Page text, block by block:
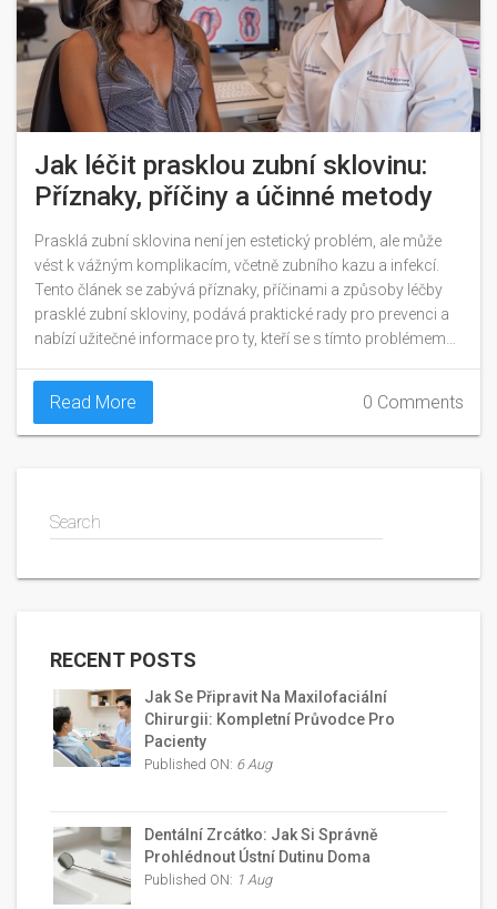
Jak léčit prasklou zubní sklovinu:
Příznaky, příčiny a účinné metody
Prasklá zubní sklovina není jen estetický problém, ale může
vést k vážným komplikacím, včetně zubního kazu a infekcí.
Tento článek se zabývá příznaky, příčinami a způsoby léčby
prasklé zubní skloviny, podává praktické rady pro prevenci a
nabízí užitečné informace pro ty, kteří se s tímto problémem
návyků až po profesionální zásahy, zde najdete vše potřebné
k udržení zdravé zubní skloviny.
Read More 0 Comments
Search
RECENT POSTS
Jak Se Připravit Na Maxilofaciální
Chirurgii: Kompletní Průvodce Pro
Pacienty
Published ON: 6 Aug
Dentální Zrcátko: Jak Si Správně
Prohlédnout Ústní Dutinu Doma
Published ON: 1 Aug